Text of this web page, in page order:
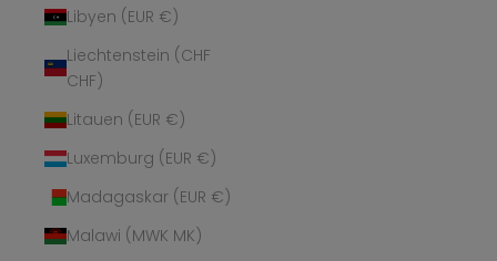
Libyen (EUR €)
Liechtenstein (CHF
CHF)
Litauen (EUR €)
Luxemburg (EUR €)
Madagaskar (EUR €)
Malawi (MWK MK)